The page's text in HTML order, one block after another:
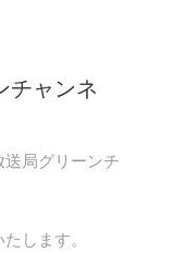
ャンネ
局グリーンチ
します。